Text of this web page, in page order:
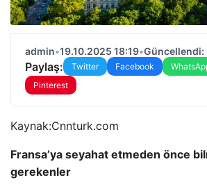
admin•19.10.2025 18:19•Güncellendi:
Paylaş: Twitter Facebook
Pinterest
Kaynak:Cnnturk.com
Fransa’ya seyahat etmeden önce
gerekenler